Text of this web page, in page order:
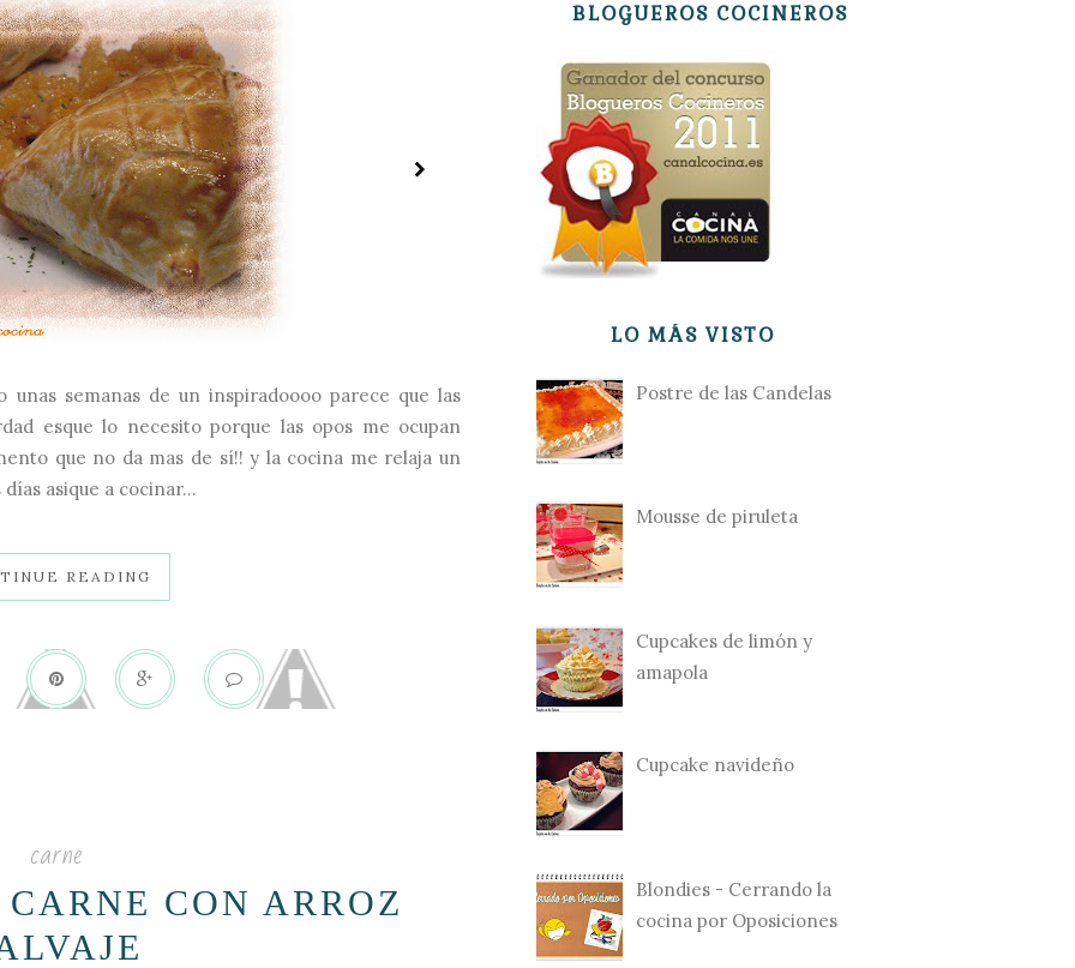
unas semanas de un inspiradoooo parece que las
esque lo necesito porque las opos me ocupan
que no da mas de sí!! y la cocina me relaja un
asique a cocinar...
READING
carne
CON ARROZ
BLOGUEROS COCINEROS
LO MÁS VISTO
Postre de las Candelas
Mousse de piruleta
Cupcakes de limón y
amapola
Cupcake navideño
Blondies - Cerrando la
cocina por Oposiciones